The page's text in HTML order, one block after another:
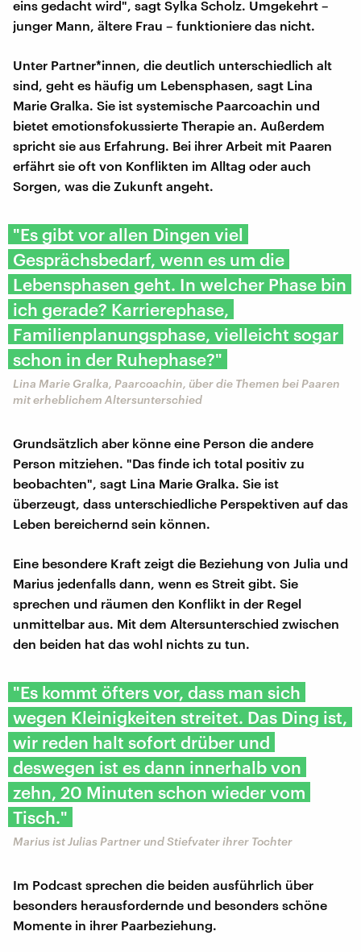
eins gedacht wird", sagt Sylka Scholz. Umgekehrt –
junger Mann, ältere Frau – funktioniere das nicht.
Unter Partner*innen, die deutlich unterschiedlich alt
sind, geht es häufig um Lebensphasen, sagt Lina
Marie Gralka. Sie ist systemische Paarcoachin und
bietet emotionsfokussierte Therapie an. Außerdem
spricht sie aus Erfahrung. Bei ihrer Arbeit mit Paaren
erfährt sie oft von Konflikten im Alltag oder auch
Sorgen, was die Zukunft angeht.
"Es gibt vor allen Dingen viel
Gesprächsbedarf, wenn es um die
Lebensphasen geht. In welcher Phase bin
ich gerade? Karrierephase,
Familienplanungsphase, vielleicht sogar
schon in der Ruhephase?"
Lina Marie Gralka, Paarcoachin, über die Themen bei Paaren
mit erheblichem Altersunterschied
Grundsätzlich aber könne eine Person die andere
Person mitziehen. "Das finde ich total positiv zu
beobachten", sagt Lina Marie Gralka. Sie ist
überzeugt, dass unterschiedliche Perspektiven auf das
Leben bereichernd sein können.
Eine besondere Kraft zeigt die Beziehung von Julia und
Marius jedenfalls dann, wenn es Streit gibt. Sie
sprechen und räumen den Konflikt in der Regel
unmittelbar aus. Mit dem Altersunterschied zwischen
den beiden hat das wohl nichts zu tun.
"Es kommt öfters vor, dass man sich
wegen Kleinigkeiten streitet. Das Ding ist,
wir reden halt sofort drüber und
deswegen ist es dann innerhalb von
zehn, 20 Minuten schon wieder vom
Tisch."
Marius ist Julias Partner und Stiefvater ihrer Tochter
Im Podcast sprechen die beiden ausführlich über
besonders herausfordernde und besonders schöne
Momente in ihrer Paarbeziehung.